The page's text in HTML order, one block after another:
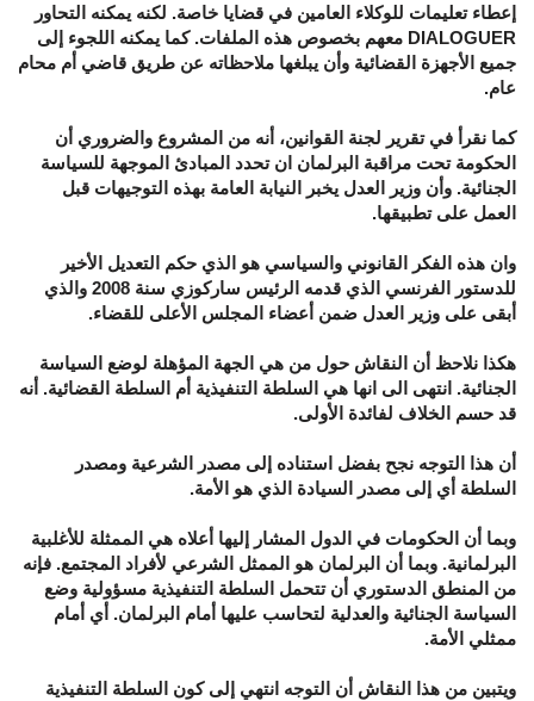
إعطاء تعليمات للوكلاء العامين في قضايا خاصة. لكنه يمكنه التحاور
DIALOGUER معهم بخصوص هذه الملفات. كما يمكنه اللجوء إلى
جميع الأجهزة القضائية وأن يبلغها ملاحظاته عن طريق قاضي أم محام
عام.
كما نقرأ في تقرير لجنة القوانين، أنه من المشروع والضروري أن
الحكومة تحت مراقبة البرلمان ان تحدد المبادئ الموجهة للسياسة
الجنائية. وأن وزير العدل يخبر النيابة العامة بهذه التوجيهات قبل
العمل على تطبيقها.
وان هذه الفكر القانوني والسياسي هو الذي حكم التعديل الأخير
للدستور الفرنسي الذي قدمه الرئيس ساركوزي سنة 2008 والذي
أبقى على وزير العدل ضمن أعضاء المجلس الأعلى للقضاء.
هكذا نلاحظ أن النقاش حول من هي الجهة المؤهلة لوضع السياسة
الجنائية. انتهى الى انها هي السلطة التنفيذية أم السلطة القضائية. أنه
قد حسم الخلاف لفائدة الأولى.
أن هذا التوجه نجح بفضل استناده إلى مصدر الشرعية ومصدر
السلطة أي إلى مصدر السيادة الذي هو الأمة.
وبما أن الحكومات في الدول المشار إليها أعلاه هي الممثلة للأغلبية
البرلمانية. وبما أن البرلمان هو الممثل الشرعي لأفراد المجتمع. فإنه
من المنطق الدستوري أن تتحمل السلطة التنفيذية مسؤولية وضع
السياسة الجنائية والعدلية لتحاسب عليها أمام البرلمان. أي أمام
ممثلي الأمة.
ويتبين من هذا النقاش أن التوجه انتهي إلى كون السلطة التنفيذية